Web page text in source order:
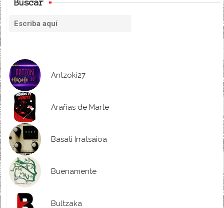
Buscar
Antzoki27
Arañas de Marte
Basati Irratsaioa
Buenamente
Bultzaka